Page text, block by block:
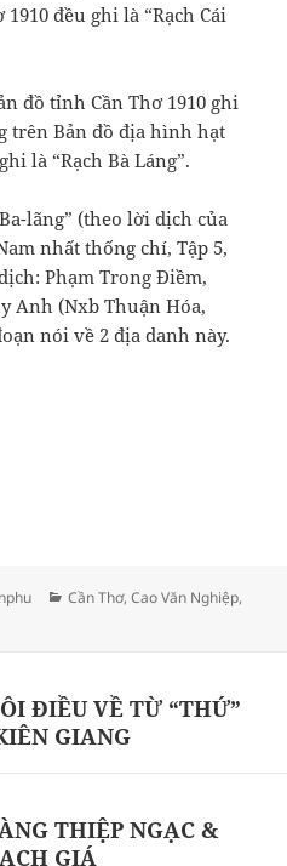
đều ghi là “Rạch Cái
đồ tỉnh Cần Thơ 1910 ghi
trên Bản đồ địa hình hạt
là “Rạch Bà Láng”.
lãng” (theo lời dịch của
nhất thống chí, Tập 5,
Phạm Trong Điềm,
Anh (Nxb Thuận Hóa,
nói về 2 địa danh này.
Danh
Cần Thơ,Cao Văn Nghiệp,
ĐIỀU VỀ TỪ “THỨ”
GIANG
THIỆP NGẠC &
GIÁ